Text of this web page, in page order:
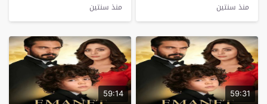
منذ سنتين منذ سنتين
59:31
59:14